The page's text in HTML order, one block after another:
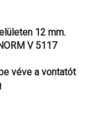
12 mm.
V 5117
véve a vontatót